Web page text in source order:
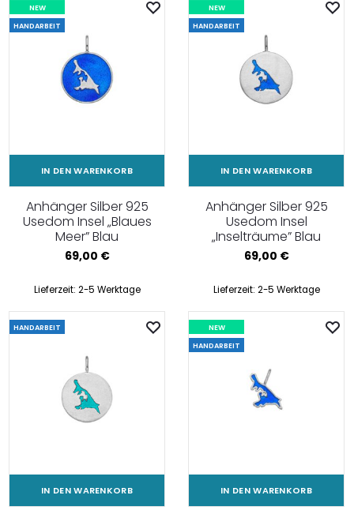
NEW
HANDARBEIT
IN DEN WARENKORB
Anhänger Silber 925
Usedom Insel „Blaues
Meer” Blau
69,00 €
Lieferzeit: 2-5 Werktage
NEW
HANDARBEIT
IN DEN WARENKORB
Anhänger Silber 925
Usedom Insel
„Inselträume” Blau
69,00 €
Lieferzeit: 2-5 Werktage
HANDARBEIT
IN DEN WARENKORB
NEW
HANDARBEIT
IN DEN WARENKORB